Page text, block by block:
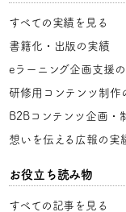
すべての実績を見る
書籍化・出版の実績
eラーニング企画支援
研修用コンテンツ制作
B2Bコンテンツ企画・
想いを伝える広報の実
お役立ち読み物
すべての記事を見る